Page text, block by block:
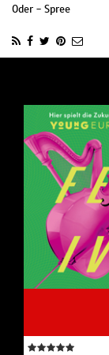
Oder - Spree